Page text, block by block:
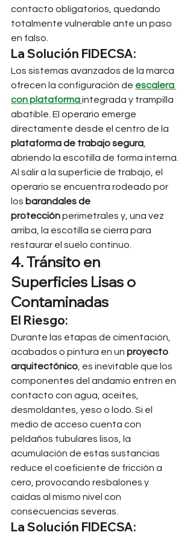
contacto obligatorios, quedando
totalmente vulnerable ante un paso
en falso.
La Solución FIDECSA:
Los sistemas avanzados de la marca
ofrecen la configuración de escalera
con plataformaintegrada y trampilla
abatible. El operario emerge
directamente desde el centro de la
plataforma de trabajo segura
abriendo la escotilla de forma interna.
Al salir a la superficie de trabajo, el
operario se encuentra rodeado por
los barandales de
protección perimetrales y, una vez
arriba, la escotilla se cierra para
restaurar el suelo continuo.
4. Tránsito en
Superficies Lisas o
Contaminadas
El Riesgo:
Durante las etapas de cimentación,
acabados o pintura en un proyecto
arquitectónico , es inevitable que los
componentes del andamio entren en
contacto con agua, aceites,
desmoldantes, yeso o lodo. Si el
medio de acceso cuenta con
peldaños tubulares lisos, la
acumulación de estas sustancias
reduce el coeficiente de fricción a
cero, provocando resbalones y
caídas al mismo nivel con
consecuencias severas.
La Solución FIDECSA: